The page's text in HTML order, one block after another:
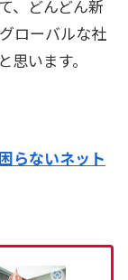
、どんどん新
ローバルな社
います。
らないネット